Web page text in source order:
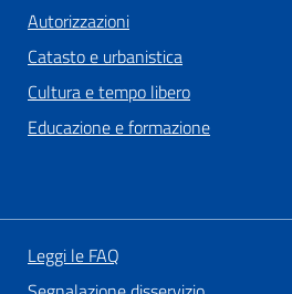
Autorizzazioni
Catasto e urbanistica
Cultura e tempo libero
Educazione e formazione
Leggi le FAQ